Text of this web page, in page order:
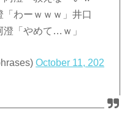
「わーｗｗｗ」井口
澄「やめて…ｗ」
October 11, 202